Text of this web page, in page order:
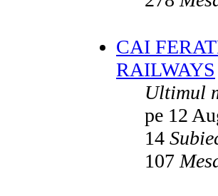
CAI
RAILWAYS
Ultimul
pe 12
14
107